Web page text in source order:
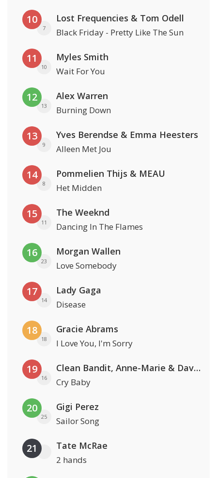
10
7
Lost Frequencies & Tom Odell
Black Friday - Pretty Like The Sun
11
10
Myles Smith
Wait For You
12
13
Alex Warren
Burning Down
13
9
Yves Berendse & Emma Heesters
Alleen Met Jou
14
8
Pommelien Thijs & MEAU
Het Midden
15
11
The Weeknd
Dancing In The Flames
16
23
Morgan Wallen
Love Somebody
17
14
Lady Gaga
Disease
18
18
Gracie Abrams
I Love You, I'm Sorry
19
16
Clean Bandit, Anne-Marie & David Guetta
Cry Baby
20
25
Gigi Perez
Sailor Song
21 Tate McRae
2 hands